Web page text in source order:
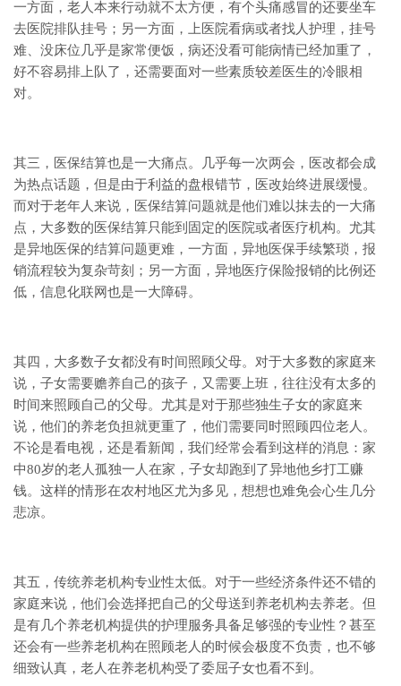
一方面，老人本来行动就不太方便，有个头痛感冒的还要坐车
去医院排队挂号；另一方面，上医院看病或者找人护理，挂号
难、没床位几乎是家常便饭，病还没看可能病情已经加重了，
好不容易排上队了，还需要面对一些素质较差医生的冷眼相
对。
其三，医保结算也是一大痛点。几乎每一次两会，医改都会成
为热点话题，但是由于利益的盘根错节，医改始终进展缓慢。
而对于老年人来说，医保结算问题就是他们难以抹去的一大痛
点，大多数的医保结算只能到固定的医院或者医疗机构。尤其
是异地医保的结算问题更难，一方面，异地医保手续繁琐，报
销流程较为复杂苛刻；另一方面，异地医疗保险报销的比例还
低，信息化联网也是一大障碍。
其四，大多数子女都没有时间照顾父母。对于大多数的家庭来
说，子女需要赡养自己的孩子，又需要上班，往往没有太多的
时间来照顾自己的父母。尤其是对于那些独生子女的家庭来
说，他们的养老负担就更重了，他们需要同时照顾四位老人。
不论是看电视，还是看新闻，我们经常会看到这样的消息：家
中80岁的老人孤独一人在家，子女却跑到了异地他乡打工赚
钱。这样的情形在农村地区尤为多见，想想也难免会心生几分
悲凉。
其五，传统养老机构专业性太低。对于一些经济条件还不错的
家庭来说，他们会选择把自己的父母送到养老机构去养老。但
是有几个养老机构提供的护理服务具备足够强的专业性？甚至
还会有一些养老机构在照顾老人的时候会极度不负责，也不够
细致认真，老人在养老机构受了委屈子女也看不到。